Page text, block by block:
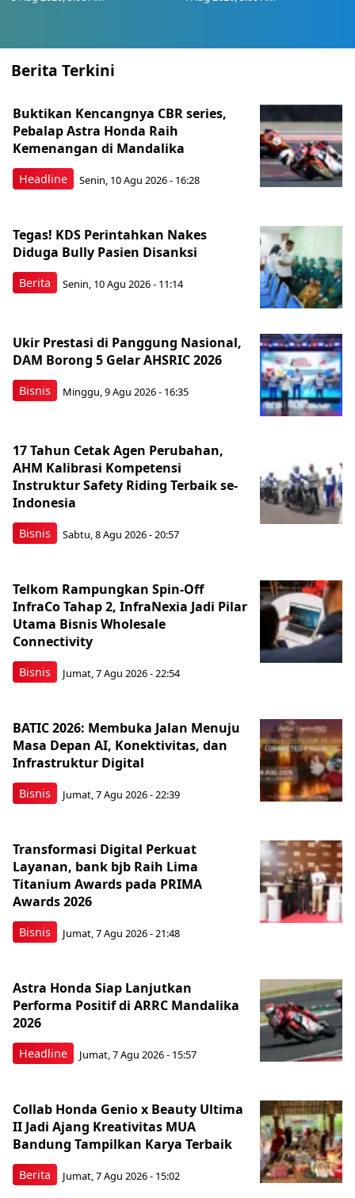
Berita Terkini
Headline
Buktikan Kencangnya CBR series,
Pebalap Astra Honda Raih
Kemenangan di Mandalika
Senin, 10 Agu 2026 - 16:28
Berita
Tegas! KDS Perintahkan Nakes
Diduga Bully Pasien Disanksi
Senin, 10 Agu 2026 - 11:14
Bisnis
Ukir Prestasi di Panggung Nasional,
DAM Borong 5 Gelar AHSRIC 2026
Minggu, 9 Agu 2026 - 16:35
Bisnis
17 Tahun Cetak Agen Perubahan,
AHM Kalibrasi Kompetensi
Instruktur Safety Riding Terbaik se-
Indonesia
Sabtu, 8 Agu 2026 - 20:57
Bisnis
Telkom Rampungkan Spin-Off
InfraCo Tahap 2, InfraNexia Jadi Pilar
Utama Bisnis Wholesale
Connectivity
Jumat, 7 Agu 2026 - 22:54
Bisnis
BATIC 2026: Membuka Jalan Menuju
Masa Depan AI, Konektivitas, dan
Infrastruktur Digital
Jumat, 7 Agu 2026 - 22:39
Bisnis
Transformasi Digital Perkuat
Layanan, bank bjb Raih Lima
Titanium Awards pada PRIMA
Awards 2026
Jumat, 7 Agu 2026 - 21:48
Headline
Astra Honda Siap Lanjutkan
Performa Positif di ARRC Mandalika
2026
Jumat, 7 Agu 2026 - 15:57
Berita
Collab Honda Genio x Beauty Ultima
II Jadi Ajang Kreativitas MUA
Bandung Tampilkan Karya Terbaik
Jumat, 7 Agu 2026 - 15:02